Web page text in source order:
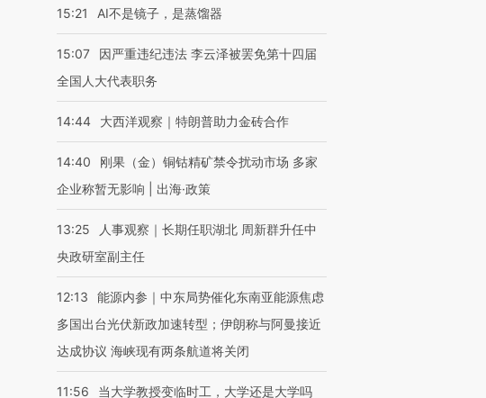
15:21 AI不是镜子，是蒸馏器
15:07
因严重违纪违法 李云泽被罢免第十四届
全国人大代表职务
14:44 大西洋观察｜特朗普助力金砖合作
14:40
刚果（金）铜钴精矿禁令扰动市场 多家
企业称暂无影响 | 出海·政策
13:25
人事观察｜长期任职湖北 周新群升任中
央政研室副主任
12:13
能源内参｜中东局势催化东南亚能源焦虑
多国出台光伏新政加速转型；伊朗称与阿曼接近
达成协议 海峡现有两条航道将关闭
11:56 当大学教授变临时工，大学还是大学吗